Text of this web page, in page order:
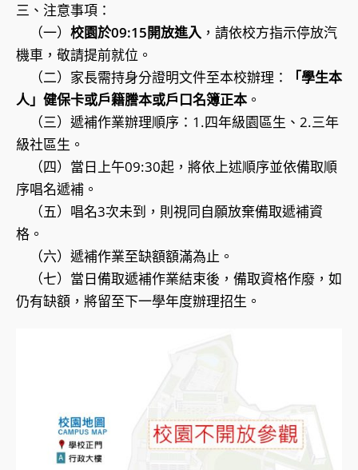
三、注意事項：
（一） 校園於09:15開放進入 ，請依校方指示停放汽
機車，敬請提前就位。
（二）家長需持身分證明文件至本校辦理：
「學生本
人」健保卡或戶籍謄本或戶口名簿正本。
（三）遞補作業辦理順序：1.四年級園區生、2.三年
級社區生。
（四）當日上午09:30起，將依上述順序並依備取順
序唱名遞補。
（五）唱名3次未到，則視同自願放棄備取遞補資
格。
（六）遞補作業至缺額額滿為止。
（七）當日備取遞補作業結束後，備取資格作廢，如
仍有缺額，將留至下一學年度辦理招生。